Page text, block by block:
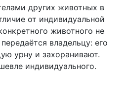
других животных в
от индивидуальной
животного не
владельцу: его
урну и захоранивают.
индивидуального.